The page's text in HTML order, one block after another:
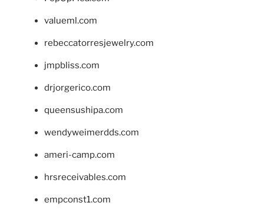
valueml.com
rebeccatorresjewelry.com
jmpbliss.com
drjorgerico.com
queensushipa.com
wendyweimerdds.com
ameri-camp.com
hrsreceivables.com
empconst1.com